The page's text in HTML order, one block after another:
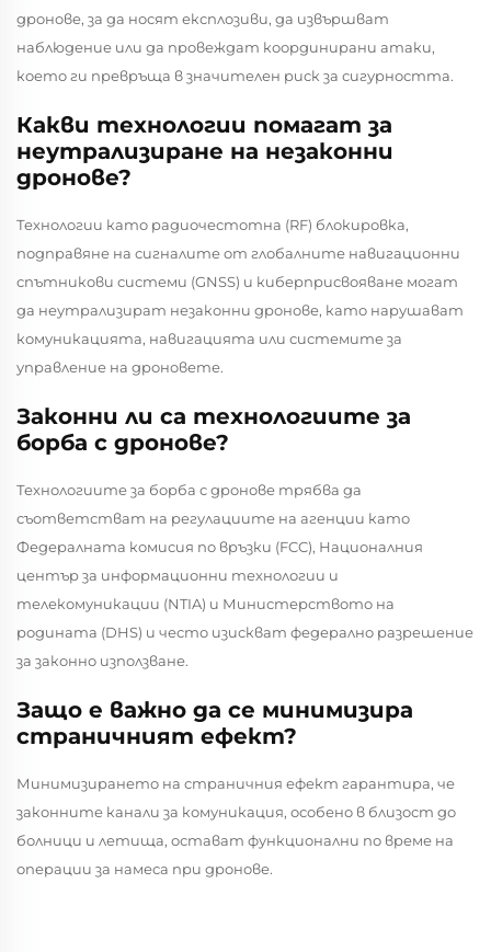
дронове, за да носят експлозиви, да извършват
наблюдение или да провеждат координирани атаки,
което ги превръща в значителен риск за сигурността.
Какви технологии помагат за
неутрализиране на незаконни
дронове?
Технологии като радиочестотна (RF) блокировка,
подправяне на сигналите от глобалните навигационни
спътникови системи (GNSS) и киберприсвояване могат
да неутрализират незаконни дронове, като нарушават
комуникацията, навигацията или системите за
управление на дроновете.
Законни ли са технологиите за
борба с дронове?
Технологиите за борба с дронове трябва да
съответстват на регулациите на агенции като
Федералната комисия по връзки (FCC), Националния
център за информационни технологии и
телекомуникации (NTIA) и Министерството на
родината (DHS) и често изискват федерално разрешение
за законно използване.
Защо е важно да се минимизира
страничният ефект?
Минимизирането на страничния ефект гарантира, че
законните канали за комуникация, особено в близост до
болници и летища, остават функционални по време на
операции за намеса при дронове.